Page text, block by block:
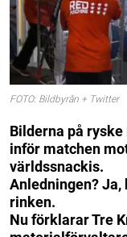
FOTO: Bildbyrån + Twitter
Bilderna på
inför matchen
världssnackis.
Anledningen? Ja,
rinken.
Nu förklarar Tre